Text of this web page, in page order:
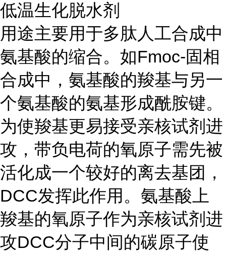
低温生化脱水剂
用途主要用于多肽人工合成中
氨基酸的缩合。如Fmoc-固相
合成中，氨基酸的羧基与另一
个氨基酸的氨基形成酰胺键。
为使羧基更易接受亲核试剂进
攻，带负电荷的氧原子需先被
活化成一个较好的离去基团，
DCC发挥此作用。氨基酸上
羧基的氧原子作为亲核试剂进
攻DCC分子中间的碳原子使